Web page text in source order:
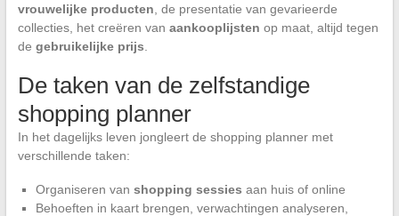
vrouwelijke producten , de presentatie van gevarieerde
collecties, het creëren van aankooplijsten op maat, altijd tegen
de gebruikelijke prijs
De taken van de zelfstandige
shopping planner
In het dagelijks leven jongleert de shopping planner met
verschillende taken:
Organiseren van shopping sessies aan huis of online
Behoeften in kaart brengen, verwachtingen analyseren,